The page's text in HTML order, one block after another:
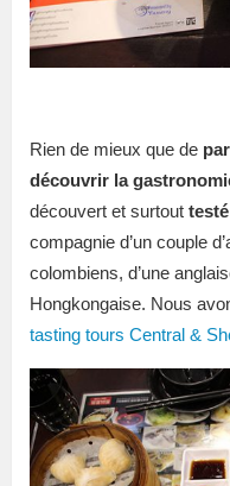
Rien de mieux que de
découvrir la
découvert et surtout
compagnie d’un couple
colombiens, d’une
Hongkongaise. Nous
tasting tours Central &